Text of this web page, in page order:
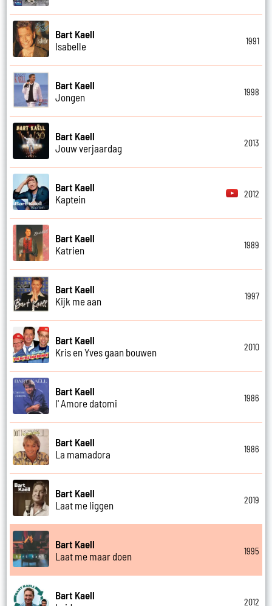
Bart Kaell
Isabelle
1991
Bart Kaell
Jongen
1998
Bart Kaell
Jouw verjaardag
2013
Bart Kaell
Kaptein
2012
Bart Kaell
Katrien
1989
Bart Kaell
Kijk me aan
1997
Bart Kaell
Kris en Yves gaan bouwen
2010
Bart Kaell
l' Amore datomi
1986
Bart Kaell
La mamadora
1986
Bart Kaell
Laat me liggen
2019
Bart Kaell
Laat me maar doen
1995
Bart Kaell
2012